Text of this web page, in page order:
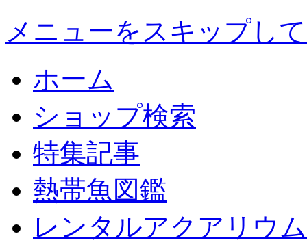
メニューをスキップし
ホーム
ショップ検索
特集記事
熱帯魚図鑑
レンタルアクアリウム